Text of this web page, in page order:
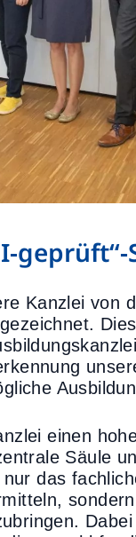
geprüft“-
Kanzlei von
einen
Säule
das